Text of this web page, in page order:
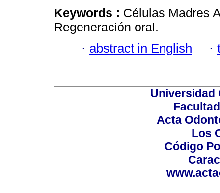
Keywords : Células Madres
Regeneración oral.
· abstract in English ·
Universidad
Acta
Los
Código